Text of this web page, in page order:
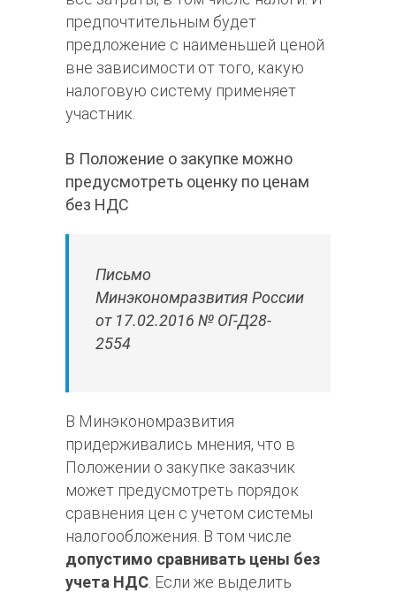
предпочтительным будет
предложение с наименьшей ценой
вне зависимости от того, какую
налоговую систему применяет
участник.
В Положение о закупке можно
предусмотреть оценку по ценам
без НДС
Письмо
Минэкономразвития России
от 17.02.2016 № ОГ-Д28-
2554
В Минэкономразвития
придерживались мнения, что в
Положении о закупке заказчик
может предусмотреть порядок
сравнения цен с учетом системы
налогообложения. В том числе
допустимо сравнивать цены без
учета НДС. Если же выделить